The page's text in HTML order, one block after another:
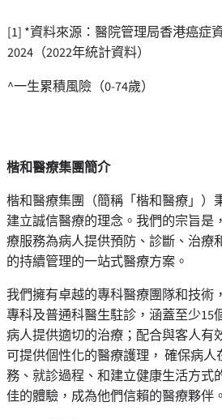
[1] *資料來源：醫院管理局香港癌症
2024（2022年統計資料）
^一生累積風險（0-74歲）
楷和醫療集團簡介
楷和醫療集團（簡稱「楷和醫療」）
建立誠信醫療的理念。我們的宗旨是
療服務為病人提供預防、診斷、治療
的持續管理的一站式醫療方案。
我們擁有卓越的專科醫療團隊和技術
專科及普通科醫⽣駐診，涵蓋⾄少15
病⼈提供適切的治療；配合與客人有
可提供個性化的醫療護理， 確保病人
務、就診過程、和建立健康生活方式
佳的體驗，成為他們信賴的醫療夥伴。